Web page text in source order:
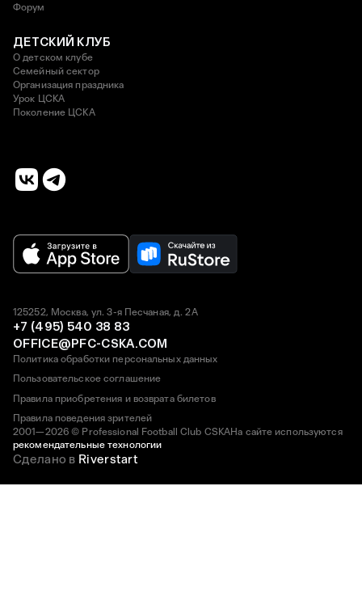
Форум
ДЕТСКИЙ КЛУБ
О детском клубе
Семейный сектор
Организация праздника
Урок ЦСКА
Поколение ЦСКА
2001—2026 © Professional Football Club CSKAНа сайте используются
рекомендательные технологии
125252, Москва, ул. 3-я Песчаная, д. 2А
+7 (495) 540 38 83
OFFICE@PFC-CSKA.COM
Политика обработки персональных данных
Пользовательское соглашение
Правила приобретения и возврата билетов
Правила поведения зрителей
Сделано в Riverstart